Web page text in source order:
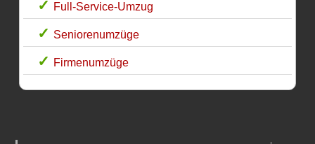
Full-Service-Umzug
Seniorenumzüge
Firmenumzüge